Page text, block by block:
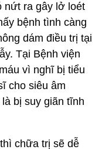
nứt ra gây lở loét
bệnh tình càng
dám điều trị tại
Tại Bệnh viện
vì nghĩ bị tiểu
cho siêu âm
bị suy giãn tĩnh
chữa trị sẽ dễ